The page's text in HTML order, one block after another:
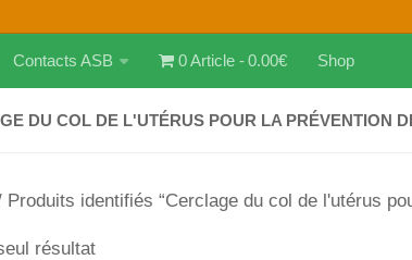
Contacts ASB 0 Article 0.00€ Shop
DU COL DE L'UTÉRUS POUR LA PRÉVENTION
Produits identifiés “Cerclage du col de l'utérus
résultat